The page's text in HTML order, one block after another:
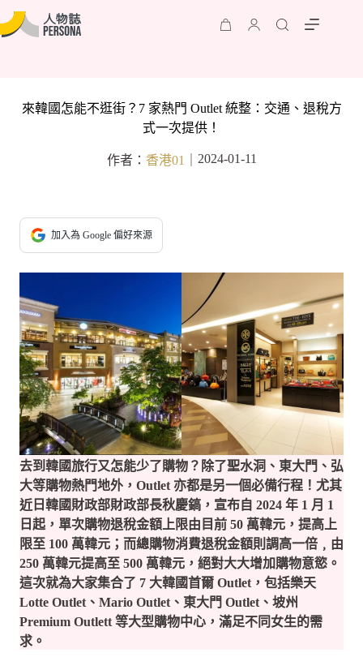
來韓國怎能不逛街？7 家熱門 Outlet 統整：交通、退稅方
式一次提供！
作者： 香港01 2024-01-11
加入為 Google 偏好來源
去到韓國旅行又怎能少了購物？除了聖水洞、東大門、弘
大等購物熱門地外，Outlet 亦都是另一個必備行程！尤其
近日韓國財政部財政部長秋慶鎬，宣布自 2024 年 1 月 1
日起，單次購物退稅金額上限由目前 50 萬韓元，提高上
限至 100 萬韓元；而總購物消費退稅金額則調高一倍﹐由
250 萬韓元提高至 500 萬韓元，絕對大大增加購物意慾。
這次就為大家集合了 7 大韓國首爾 Outlet，包括樂天
Lotte Outlet、Mario Outlet、東大門 Outlet、坡州
Premium Outlett 等大型購物中心，滿足不同女生的需
求。